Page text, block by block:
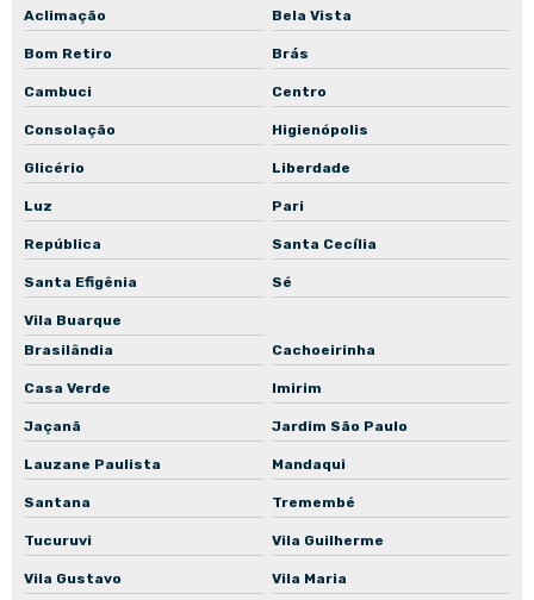
Troca de rolamento de motor
Manutenção corretiva de bomba centrífuga
Manutenção corretiva de bomba submersa
Manutenção corretiva de bomba submersível
Manutenção corretiva de bomba de recalque
Manutenção corretiva de bomba de engrenagem
Manutenção corretiva de bomba de incêndio
Manutenção corretiva de bomba para piscina
Manutenção corretiva de bomba para poço
Manutenção preventiva de bomba submersa
Manutenção preventiva de bomba submersível
Manutenção preventiva de bomba de recalque
Aclimação Bela Vista
Bom Retiro Brás
Cambuci Centro
Consolação Higienópolis
Glicério Liberdade
Luz Pari
República Santa Cecília
Santa Efigênia Sé
Vila Buarque
Brasilândia
Cachoeirinha
Casa Verde Imirim
Jaçanã Jardim São Paulo
Lauzane Paulista Mandaqui
Santana Tremembé
Tucuruvi Vila Guilherme
Vila Gustavo Vila Maria